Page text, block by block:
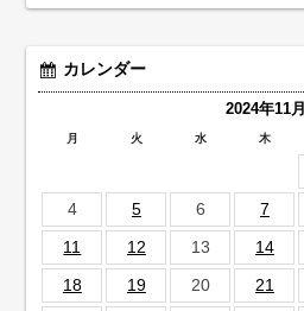
カレンダー
2024年11月
月 火 水 木
4
5 6 7
11
12 13 14
18
19 20 21